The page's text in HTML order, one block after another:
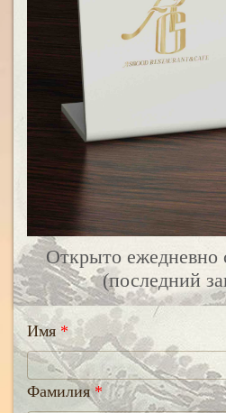
Открыто ежедневно
(последний
Имя
Фамилия